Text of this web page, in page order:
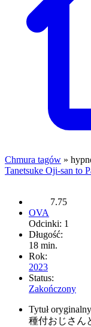
Chmura tagów »
Tanetsuke Oji-san to
7.75
OVA
Odcinki: 1
Długość:
18 min.
Rok:
2023
Status:
Zakończony
Tytuł
種付おじさん